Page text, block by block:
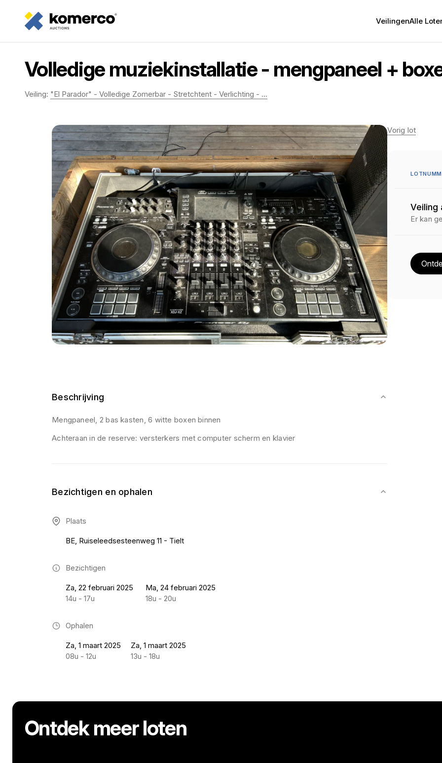
VeilingenAlle
Volledige muziekinstallatie - mengpaneel +
Veiling: "El Parador" - Volledige Zomerbar - Stretchtent - Verlichting - ...
Beschrijving
Mengpaneel, 2 bas kasten, 6 witte boxen binnen
Achteraan in de reserve: versterkers met computer scherm en klavier
Bezichtigen en ophalen
Plaats
BE, Ruiseleedsesteenweg 11 - Tielt
Bezichtigen
Za, 22 februari 2025
14u - 17u
Ma, 24 februari 2025
18u - 20u
Ophalen
Za, 1 maart 2025
08u - 12u
Za, 1 maart 2025
13u - 18u
Vorig lot
Veiling
Er kan
Ontdek meer loten